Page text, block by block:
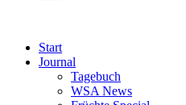
Start
Journal
Tagebuch
WSA News